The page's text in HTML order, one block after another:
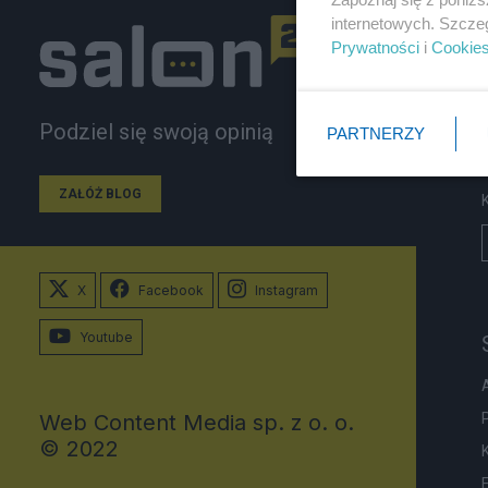
Podziel się swoją opinią
ZAŁÓŻ BLOG
X Facebook Instagram
Youtube
Web Content Media sp. z o. o.
© 2022
internetowych.
Prywatności i Cookies
PARTNERZY